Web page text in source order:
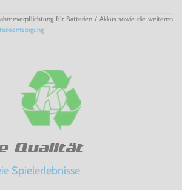
für Batterien / Akkus sowie die weiteren
Qualität
Spielerlebnisse